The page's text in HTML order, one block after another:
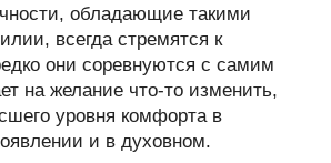
обладающие такими
всегда стремятся к
они соревнуются с самим
на желание что-то изменить,
уровня комфорта в
и в духовном.